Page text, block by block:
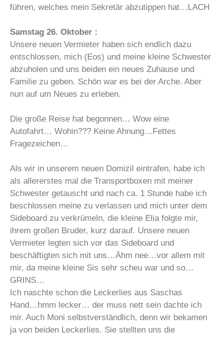
führen, welches mein Sekretär abzutippen hat…LACH
Samstag 26. Oktober :
Unsere neuen Vermieter haben sich endlich dazu
entschlossen, mich (Eos) und meine kleine Schwester
abzuholen und uns beiden ein neues Zuhause und
Familie zu geben. Schön war es bei der Arche. Aber
nun auf um Neues zu erleben.
Die große Reise hat begonnen… Wow eine
Autofahrt… Wohin??? Keine Ahnung…Fettes
Fragezeichen…
Als wir in unserem neuen Domizil eintrafen, habe ich
als allererstes mal die Transportboxen mit meiner
Schwester getauscht und nach ca. 1 Stunde habe ich
beschlossen meine zu verlassen und mich unter dem
Sideboard zu verkrümeln, die kleine Elia folgte mir,
ihrem großen Bruder, kurz darauf. Unsere neuen
Vermieter legten sich vor das Sideboard und
beschäftigten sich mit uns…Ähm nee…vor allem mit
mir, da meine kleine Sis sehr scheu war und so…
GRINS…
Ich naschte schon die Leckerlies aus Saschas
Hand…hmm lecker… der muss nett sein dachte ich
mir. Auch Moni selbstverständlich, denn wir bekamen
ja von beiden Leckerlies. Sie stellten uns die